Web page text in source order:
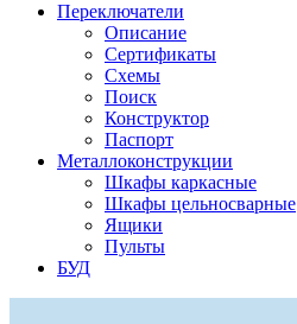
Переключатели
Описание
Сертификаты
Схемы
Поиск
Конструктор
Паспорт
Металлоконструкции
Шкафы каркасные
Шкафы цельносварные
Ящики
Пульты
БУД